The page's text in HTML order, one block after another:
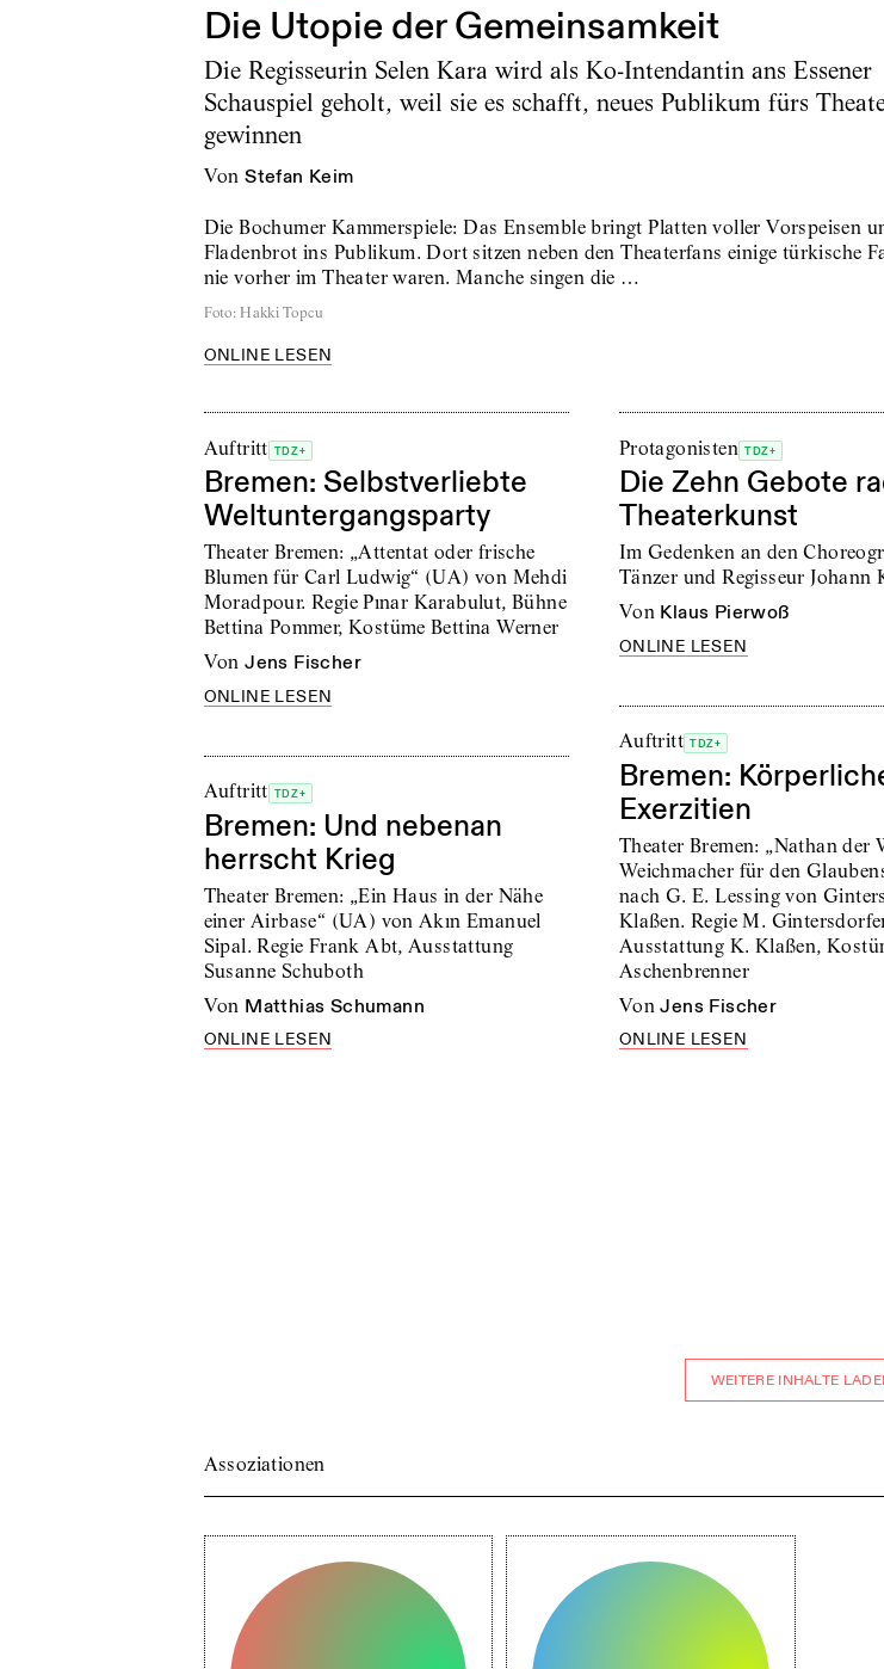
Die Utopie der Gemeinsamkeit
Die Regisseurin Selen Kara wird als Ko-Intendantin ans Essener
Schauspiel geholt, weil sie es schafft, neues Publikum fürs
gewinnen
von Stefan Keim
Die Bochumer Kammerspiele: Das Ensemble bringt Platten voller Vorspeisen
Fladenbrot ins Publikum. Dort sitzen neben den Theaterfans einige türkische
nie vorher im Theater waren. Manche singen die …
Foto: Hakki Topcu
ONLINE LESEN
Auftritt TDZ+
Bremen: Selbstverliebte
Weltuntergangsparty
Theater Bremen: „Attentat oder frische
Blumen für Carl Ludwig“ (UA) von Mehdi
Moradpour. Regie Pınar Karabulut, Bühne
Bettina Pommer, Kostüme Bettina Werner
von Jens Fischer
ONLINE LESEN
Protagonisten TDZ+
Die Zehn Gebote
Theaterkunst
Im Gedenken an den
Tänzer und Regisseur Johann
von Klaus Pierwoß
ONLINE LESEN
Auftritt TDZ+
Bremen:
Exerzitien
Theater Bremen: „Nathan der
Weichmacher für den
nach G. E. Lessing von
Klaßen. Regie M.
Ausstattung K. Klaßen,
Aschenbrenner
von Jens Fischer
ONLINE LESEN
Auftritt TDZ+
Bremen: Und nebenan
herrscht Krieg
Theater Bremen: „Ein Haus in der Nähe
einer Airbase“ (UA) von Akın Emanuel
Sipal. Regie Frank Abt, Ausstattung
Susanne Schuboth
von Matthias Schumann
ONLINE LESEN
WEITERE INHALTE
Assoziationen